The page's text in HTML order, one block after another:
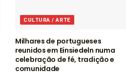
CULTURA / ARTE
Milhares de portugueses
reunidos em Einsiedeln numa
celebração de fé, tradição e
comunidade